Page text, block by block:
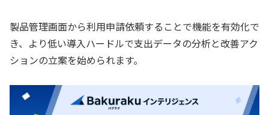
製品管理画面から利用申請依頼することで機能を有効化で
き、より低い導入ハードルで支出データの分析と改善アク
ションの立案を始められます。